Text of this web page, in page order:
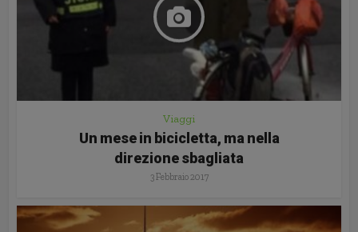
Viaggi
Un mese in bicicletta, ma nella
direzione sbagliata
3 Febbraio 2017